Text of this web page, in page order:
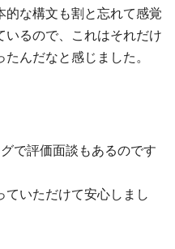
的な構文も割と忘れて感覚
いるので、これはそれだけ
んだなと感じました。
で評価面談もあるのです
ていただけて安心しまし